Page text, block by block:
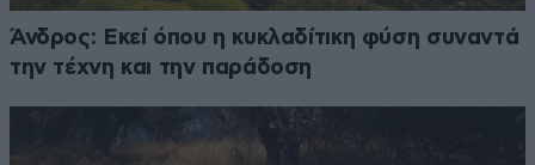
Άνδρος: Εκεί όπου η κυκλαδίτικη φύση συναντά
την τέχνη και την παράδοση